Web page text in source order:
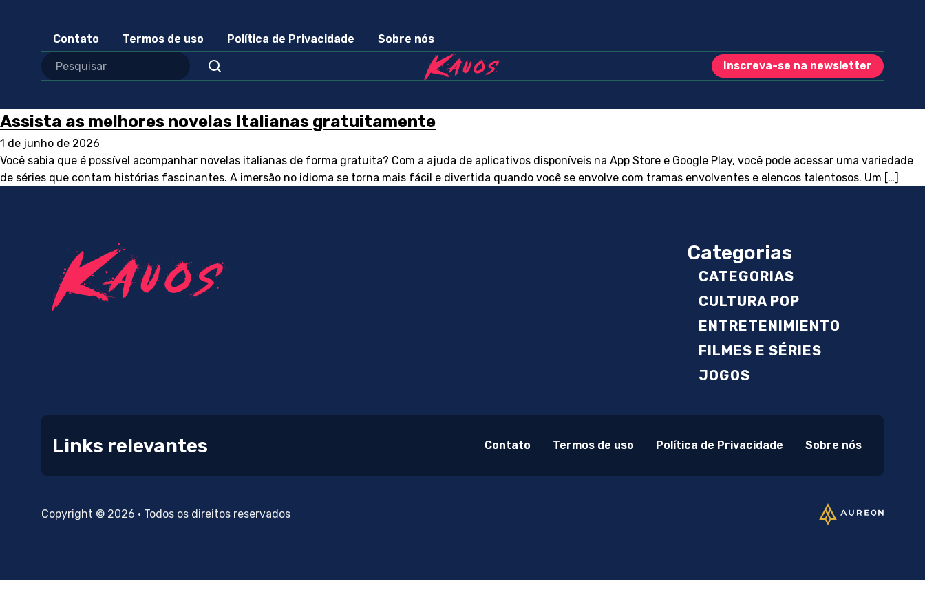
Contato Termos de uso Política de Privacidade Sobre nós
Inscreva-se na newsletter
Assista as melhores novelas Italianas gratuitamente
1 de junho de 2026
Você sabia que é possível acompanhar novelas italianas de forma gratuita? Com a ajuda de aplicativos disponíveis na App Store e Google Play, você pode acessar uma variedade
de séries que contam histórias fascinantes. A imersão no idioma se torna mais fácil e divertida quando você se envolve com tramas envolventes e elencos talentosos. Um […]
Categorias
CATEGORIAS
CULTURA POP
ENTRETENIMIENTO
FILMES E SÉRIES
JOGOS
Links relevantes Contato Termos de uso Política de Privacidade Sobre nós
Copyright © 2026 • Todos os direitos reservados